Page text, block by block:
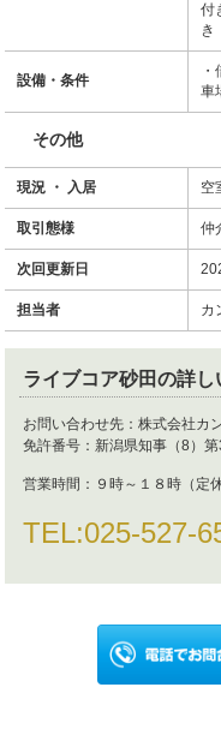
付
き
設備・条件
車
その他
現況 ・ 入居 空
取引態様 仲
次回更新日
担当者 カ
ライブコア砂田の詳し
お問い合わせ先： 株式会社カ
免許番号： 新潟県知事（8）
営業時間： ９時～１８時（定
TEL:025-527-